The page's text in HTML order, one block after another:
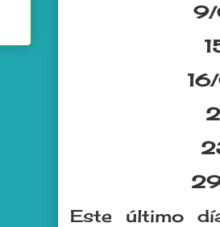
9/
Este último